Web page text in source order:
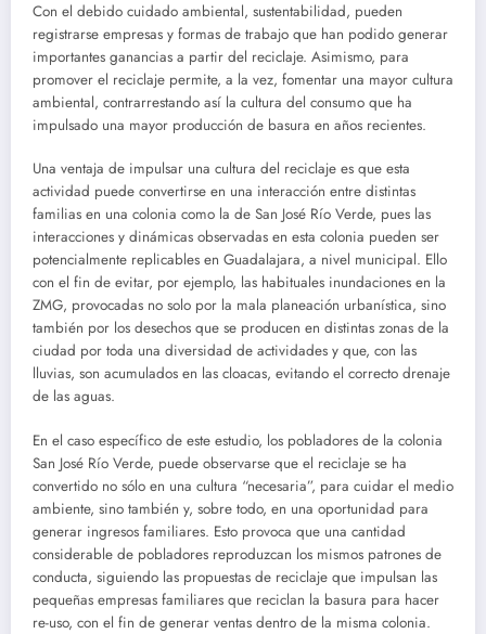
Con el debido cuidado ambiental, sustentabilidad, pueden
registrarse empresas y formas de trabajo que han podido generar
importantes ganancias a partir del reciclaje. Asimismo, para
promover el reciclaje permite, a la vez, fomentar una mayor cultura
ambiental, contrarrestando así la cultura del consumo que ha
impulsado una mayor producción de basura en años recientes.
Una ventaja de impulsar una cultura del reciclaje es que esta
actividad puede convertirse en una interacción entre distintas
familias en una colonia como la de San José Río Verde, pues las
interacciones y dinámicas observadas en esta colonia pueden ser
potencialmente replicables en Guadalajara, a nivel municipal. Ello
con el fin de evitar, por ejemplo, las habituales inundaciones en la
ZMG, provocadas no solo por la mala planeación urbanística, sino
también por los desechos que se producen en distintas zonas de la
ciudad por toda una diversidad de actividades y que, con las
lluvias, son acumulados en las cloacas, evitando el correcto drenaje
de las aguas.
En el caso específico de este estudio, los pobladores de la colonia
San José Río Verde, puede observarse que el reciclaje se ha
convertido no sólo en una cultura “necesaria”, para cuidar el medio
ambiente, sino también y, sobre todo, en una oportunidad para
generar ingresos familiares. Esto provoca que una cantidad
considerable de pobladores reproduzcan los mismos patrones de
conducta, siguiendo las propuestas de reciclaje que impulsan las
pequeñas empresas familiares que reciclan la basura para hacer
re-uso, con el fin de generar ventas dentro de la misma colonia.